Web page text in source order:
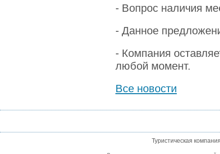
- Вопрос наличия
- Данное
- Компания
любой момент.
Все новости
Туристическая